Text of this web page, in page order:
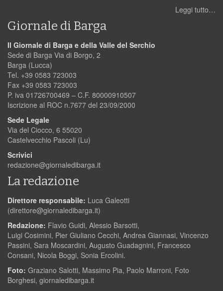
Leggi tutto…
Giornale di Barga
Il Giornale di Barga e della Valle del Serchio
Sede di Barga Via di Borgo, 2
Barga (Lucca)
Tel. +39 0583 723003
Fax +39 0583 723003
P. iva 01726700469 – C.F. 80000910507
Iscrizione al ROC n.7677 del 23/09/2000
Sede Legale
Via del Ciocco, 6 55020
Castelvecchio Pascoli (Lu)
Scrivici
redazione@giornaledibarga.it
La redazione
Direttore responsabile: Luca Galeotti
(direttore@giornaledibarga.it)
Redazione: Flavio Guidi, Alessio Barsotti,
Luigi Cosimini, Pier Giuliano Cecchi, Andrea Giannasi, Vincenzo
Passini, Sara Moscardini, Augusto Guadagnini, Francesco
Consani, Nicola Boggi, Sonia Ercolini.
Foto: Graziano Salotti, Massimo Pia, Paolo Marroni, Foto
Borghesi, giornaledibarga.it